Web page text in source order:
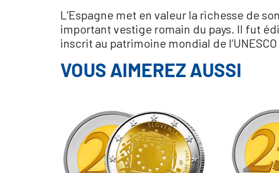
L’Espagne met en valeur la richesse de
important vestige romain du pays. Il fut
inscrit au patrimoine mondial de
VOUS AIMEREZ AUSSI